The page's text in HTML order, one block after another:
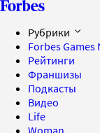
Рубрики
Forbes Games
Рейтинги
Франшизы
Подкасты
Видео
Life
Woman